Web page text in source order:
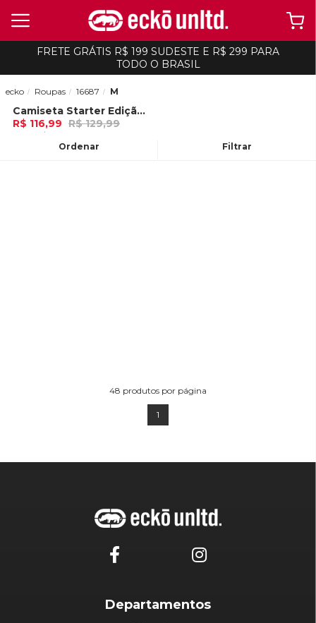
FRETE GRÁTIS R$ 199 SUDESTE E R$ 299 PARA
TODO O BRASIL
Ordenar Filtrar
ecko Roupas 16687 M
-10%
Camiseta Starter Edição Especial 50 Years Cinza Mescla
R$ 116,99 R$ 129,99
3x de R$ 38,99 Ou
48 produtos por página
1
Departamentos